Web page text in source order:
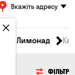
Вкажіть адресу
Лимонад
ФІЛЬТР